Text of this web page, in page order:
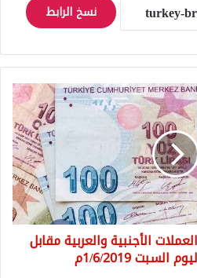
نسخ الرابط
الأجنبية والعربية مقابل
1/6/2019م